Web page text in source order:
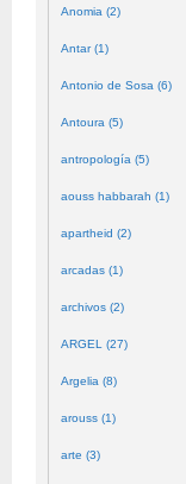
Anomia (2)
Antar (1)
Antonio de Sosa (6)
Antoura (5)
antropología (5)
aouss habbarah (1)
apartheid (2)
arcadas (1)
archivos (2)
ARGEL (27)
Argelia (8)
arouss (1)
arte (3)